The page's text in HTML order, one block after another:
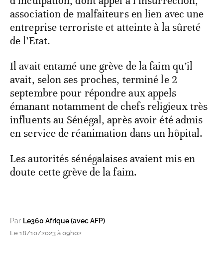
association de malfaiteurs en lien avec une
entreprise terroriste et atteinte à la sûreté
de l’Etat.
Il avait entamé une grève de la faim qu’il
avait, selon ses proches, terminé le 2
septembre pour répondre aux appels
émanant notamment de chefs religieux très
influents au Sénégal, après avoir été admis
en service de réanimation dans un hôpital.
Les autorités sénégalaises avaient mis en
doute cette grève de la faim.
Par Le360 Afrique (avec AFP)
Le 18/10/2023 à 09h02